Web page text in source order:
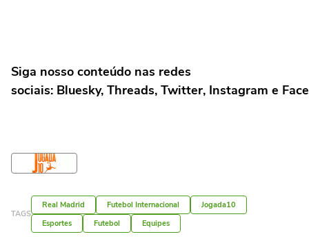
Siga nosso conteúdo nas redes
sociais: Bluesky, Threads, Twitter, Instagram e
TAGS
Real Madrid Futebol Internacional
Jogada10
Esportes
Futebol Equipes